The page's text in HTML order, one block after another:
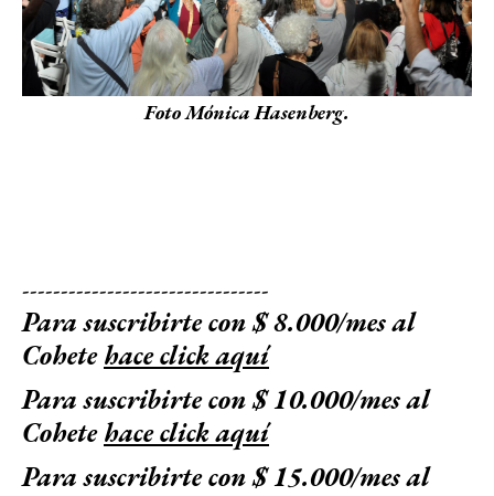
Foto Mónica Hasenberg.
--------------------------------
Para suscribirte con $ 8.000/mes al
Cohetehace click aquí
Para suscribirte con $ 10.000/mes al
Cohetehace click aquí
Para suscribirte con $ 15.000/mes al